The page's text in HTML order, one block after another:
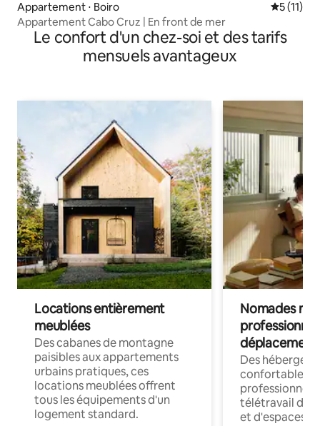
Appartement ⋅ Boiro
5 (11)
Appartement Cabo Cruz | En front de mer
Le confort d'un chez-soi et des tarifs
mensuels avantageux
Locations entièrement
meublées
Des cabanes de montagne
paisibles aux appartements
urbains pratiques, ces
locations meublées offrent
tous les équipements d'un
logement standard.
Nomades
déplacement
Des
confortables
professionnels
télétravail
et d'espaces